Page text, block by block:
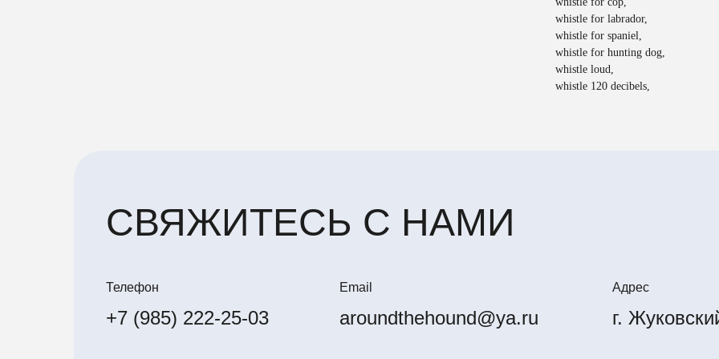
whistle for labrador,
whistle for spaniel,
whistle for hunting dog,
whistle loud,
whistle 120 decibels,
СВЯЖИТЕСЬ С НАМИ
Телефон Email Адрес
aroundthehound@ya.ru
+7 (985) 222-25-03 г.